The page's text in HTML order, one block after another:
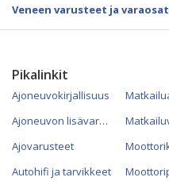
Veneen varusteet ja varaosat
Pikalinkit
Ajoneuvokirjallisuus
Ajoneuvon lisävarusteet
Ajovarusteet
Autohifi ja tarvikkeet